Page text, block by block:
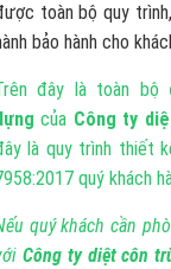
toàn bộ quy
bảo hành cho
đây là toàn bộ
của Công ty
là quy trình thiết
quý khách
quý khách cần
Công ty diệt côn